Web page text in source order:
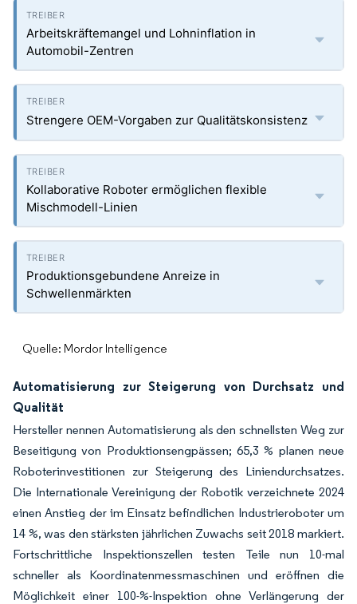
Arbeitskräftemangel und Lohninflation in
Automobil-Zentren
Strengere OEM-Vorgaben zur Qualitätskonsistenz
Kollaborative Roboter ermöglichen flexible
Mischmodell-Linien
Produktionsgebundene Anreize in
Schwellenmärkten
Quelle: Mordor Intelligence
Automatisierung zur Steigerung von Durchsatz und
Qualität
Hersteller nennen Automatisierung als den schnellsten Weg zur
Beseitigung von Produktionsengpässen; 65,3 % planen neue
Roboterinvestitionen zur Steigerung des Liniendurchsatzes.
Die Internationale Vereinigung der Robotik verzeichnete 2024
einen Anstieg der im Einsatz befindlichen Industrieroboter um
14 %, was den stärksten jährlichen Zuwachs seit 2018 markiert.
Fortschrittliche Inspektionszellen testen Teile nun 10-mal
schneller als Koordinatenmessmaschinen und eröffnen die
Möglichkeit einer 100-%-Inspektion ohne Verlängerung der